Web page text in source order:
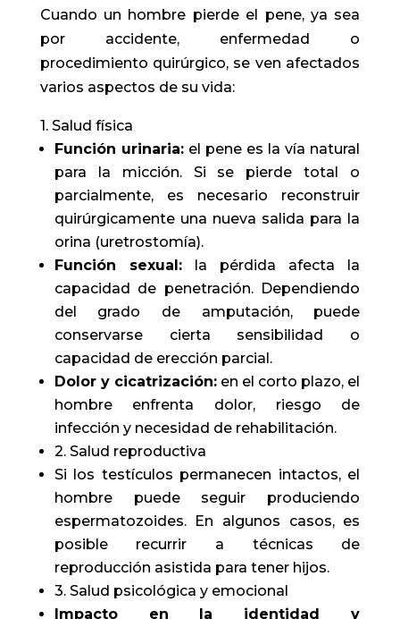
Cuando un hombre pierde el pene, ya sea
por accidente, enfermedad o
procedimiento quirúrgico, se ven afectados
varios aspectos de su vida:
1. Salud física
Función urinaria:el pene es la vía natural
para la micción. Si se pierde total o
parcialmente, es necesario reconstruir
quirúrgicamente una nueva salida para la
orina (uretrostomía).
Función sexual:la pérdida afecta la
capacidad de penetración. Dependiendo
del grado de amputación, puede
conservarse cierta sensibilidad o
capacidad de erección parcial.
Dolor y cicatrización:en el corto plazo, el
hombre enfrenta dolor, riesgo de
infección y necesidad de rehabilitación.
2. Salud reproductiva
Si los testículos permanecen intactos, el
hombre puede seguir produciendo
espermatozoides. En algunos casos, es
posible recurrir a técnicas de
reproducción asistida para tener hijos.
3. Salud psicológica y emocional
Impacto en la identidad y